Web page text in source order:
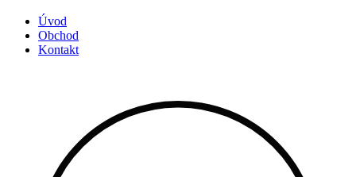
Úvod
Obchod
Kontakt